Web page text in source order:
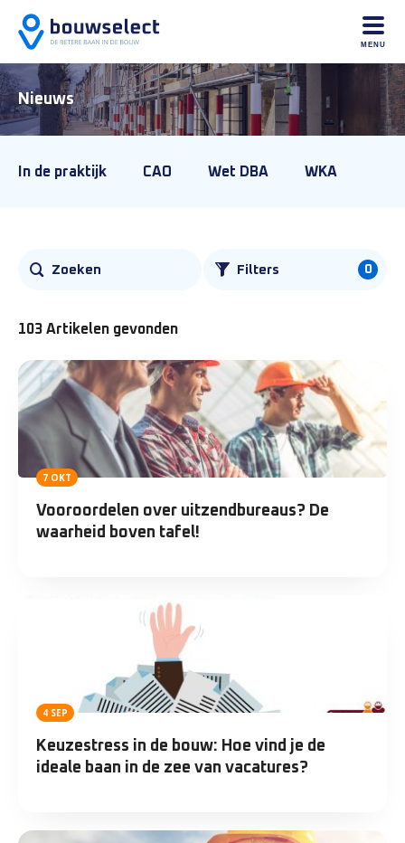
MENU
Nieuws
In de praktijk CAO Wet DBA WKA
Zoeken Filters 0
103 Artikelen gevonden
7 OKT
Vooroordelen over uitzendbureaus? De
waarheid boven tafel!
4 SEP
Keuzestress in de bouw: Hoe vind je de
ideale baan in de zee van vacatures?